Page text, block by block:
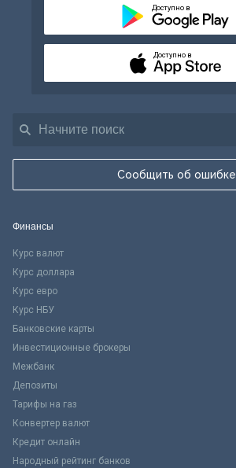
Сообщить об ошибке
Доступно в
Доступно в
Финансы
Курс валют
Курс доллара
Курс евро
Курс НБУ
Банковские карты
Инвестиционные брокеры
Межбанк
Депозиты
Тарифы на газ
Конвертер валют
Кредит онлайн
Народный рейтинг банков